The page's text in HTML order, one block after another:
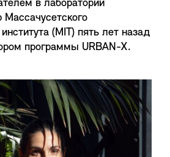
в лаборатории
Массачусетского
(MIT) пять лет назад
программы URBAN-X.